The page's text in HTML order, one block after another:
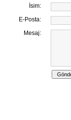
İsim:
E-Posta:
Mesaj: